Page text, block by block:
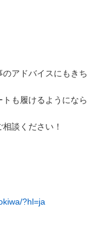
アドバイスにもきち
も履けるようになら
談ください！
?hl=ja